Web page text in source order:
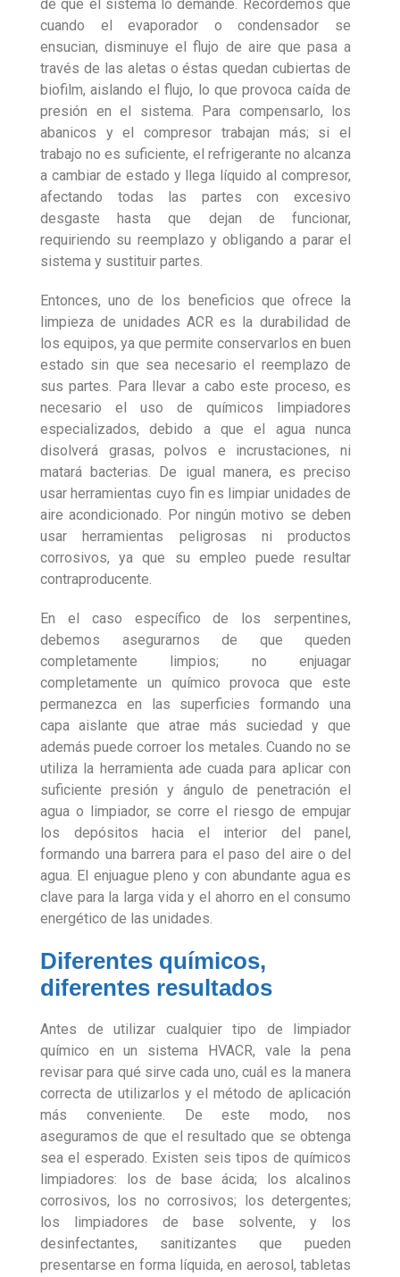
de que el sistema lo demande. Recordemos que
cuando el evaporador o condensador se
ensucian, disminuye el flujo de aire que pasa a
través de las aletas o éstas quedan cubiertas de
biofilm, aislando el flujo, lo que provoca caída de
presión en el sistema. Para compensarlo, los
abanicos y el compresor trabajan más; si el
trabajo no es suficiente, el refrigerante no alcanza
a cambiar de estado y llega líquido al compresor,
afectando todas las partes con excesivo
desgaste hasta que dejan de funcionar,
requiriendo su reemplazo y obligando a parar el
sistema y sustituir partes.
Entonces, uno de los beneficios que ofrece la
limpieza de unidades ACR es la durabilidad de
los equipos, ya que permite conservarlos en buen
estado sin que sea necesario el reemplazo de
sus partes. Para llevar a cabo este proceso, es
necesario el uso de químicos limpiadores
especializados, debido a que el agua nunca
disolverá grasas, polvos e incrustaciones, ni
matará bacterias. De igual manera, es preciso
usar herramientas cuyo fin es limpiar unidades de
aire acondicionado. Por ningún motivo se deben
usar herramientas peligrosas ni productos
corrosivos, ya que su empleo puede resultar
contraproducente.
En el caso específico de los serpentines,
debemos asegurarnos de que queden
completamente limpios; no enjuagar
completamente un químico provoca que este
permanezca en las superficies for­mando una
capa aislante que atrae más suciedad y que
además puede corroer los metales. Cuando no se
utiliza la herramienta ade­ cuada para aplicar con
suficiente presión y ángulo de penetración el
agua o limpiador, se corre el riesgo de empujar
los depósitos hacia el interior del panel,
formando una barrera para el paso del aire o del
agua. El enjuague pleno y con abundante agua es
clave para la larga vida y el ahorro en el consumo
energético de las unidades.
Diferentes químicos,
diferentes resultados
Antes de utilizar cualquier tipo de limpiador
químico en un sistema HVACR, vale la pena
revisar para qué sirve cada uno, cuál es la mane­ra
correcta de utilizarlos y el método de aplicación
más conveniente. De este modo, nos
aseguramos de que el resultado que se obtenga
sea el esperado. Existen seis tipos de químicos
limpiadores: los de base ácida; los alcalinos
corrosivos, los no corrosivos; los detergentes;
los limpiadores de base solvente, y los
desinfectantes, sanitizantes que pueden
presentarse en forma líquida, en aerosol, tabletas